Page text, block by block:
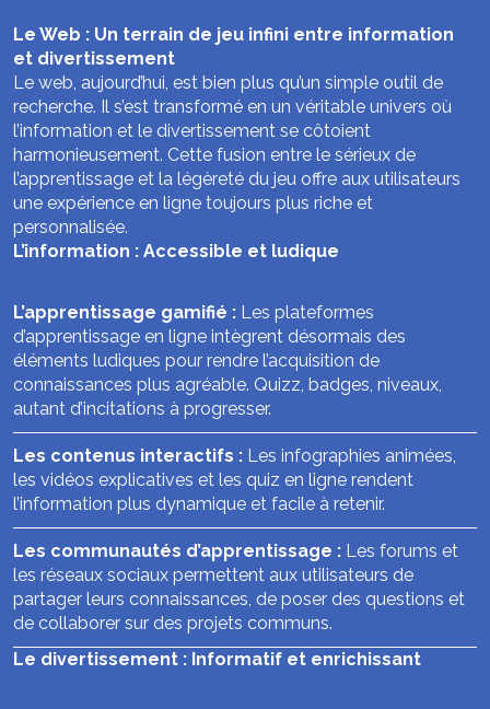
Le Web : Un terrain de jeu infini entre information
et divertissement
Le web, aujourd’hui, est bien plus qu’un simple outil de
recherche. Il s’est transformé en un véritable univers où
l’information et le divertissement se côtoient
harmonieusement. Cette fusion entre le sérieux de
l’apprentissage et la légèreté du jeu offre aux utilisateurs
une expérience en ligne toujours plus riche et
personnalisée.
L’information : Accessible et ludique
L’apprentissage gamifié : Les plateformes
d’apprentissage en ligne intègrent désormais des
éléments ludiques pour rendre l’acquisition de
connaissances plus agréable. Quizz, badges, niveaux,
autant d’incitations à progresser.
Les contenus interactifs : Les infographies animées,
les vidéos explicatives et les quiz en ligne rendent
l’information plus dynamique et facile à retenir.
Les communautés d’apprentissage : Les forums et
les réseaux sociaux permettent aux utilisateurs de
partager leurs connaissances, de poser des questions et
de collaborer sur des projets communs.
Le divertissement : Informatif et enrichissant